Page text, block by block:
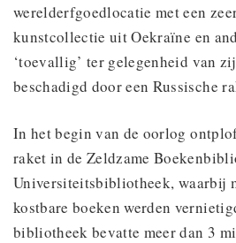
werelderfgoedlocatie met een
kunstcollectie uit Oekraïne en
‘toevallig’ ter gelegenheid van
beschadigd door een Russische
In het begin van de oorlog
raket in de Zeldzame
Universiteitsbibliotheek, waarbij
kostbare boeken werden
bibliotheek bevatte meer dan 3